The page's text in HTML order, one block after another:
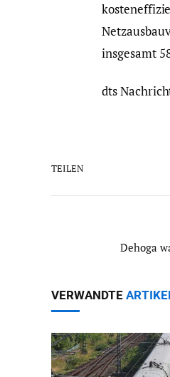
insgesamt
dts
TEILEN
Dehoga
VERWANDTE